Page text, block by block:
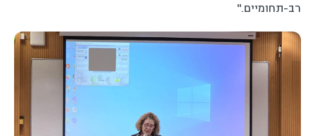
רב-תחומיים."